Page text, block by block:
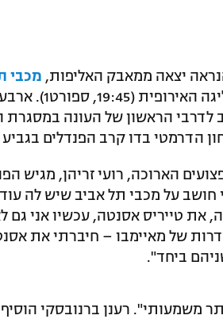
יצאה ממאבק האליפות, מכבי
תתארח ביום חמישי
אביב לדרבי הראשון של העונה
הדרמטי בדו קרב הפנדלים
הארוכה, רועי זריהן, מגיש
חושב על מכבי תל אביב שיש לה
את טייריס אסנטה, עכשיו אני גם
של מאיימבו – חיברתי את
ביחד".
משמעותי". רענן ברנובסקי